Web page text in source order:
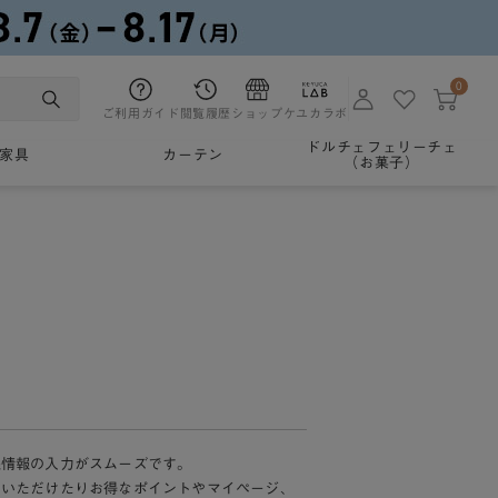
ご利用ガイド 閲覧履歴 ショップケユカラボ
0
家具 カーテン
ドルチェフェリーチェ
（お菓子）
報の入力がスムーズです。
ただけたりお得なポイントやマイページ、